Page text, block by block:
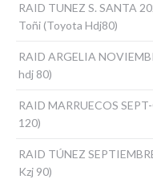
RAID TUNEZ S. SANTA
Toñi (Toyota Hdj80)
RAID ARGELIA
hdj 80)
RAID MARRUECOS
120)
RAID TÚNEZ
Kzj 90)